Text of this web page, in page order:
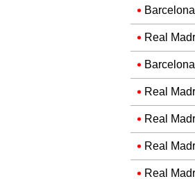
Real
Real
Real
Real
Real